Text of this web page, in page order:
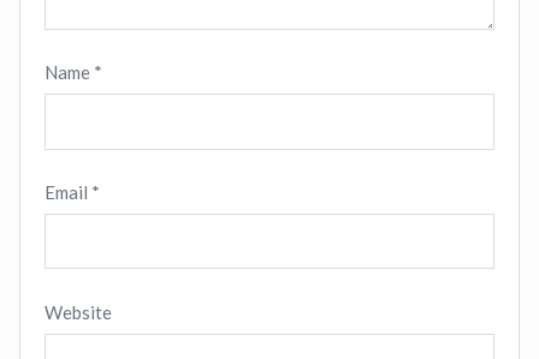
Name *
Email *
Website